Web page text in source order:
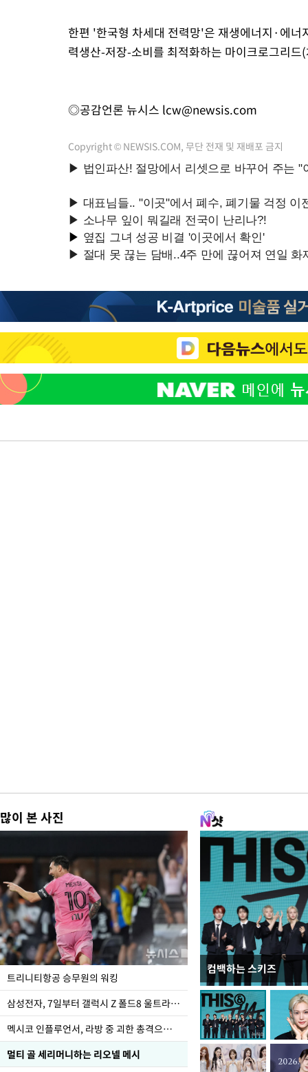
한편 '한국형 차세대 전력망'은 재생에너지·에
력생산-저장-소비를 최적화하는 마이크로그리
◎공감언론 뉴시스 lcw@newsis.com
Copyright © NEWSIS.COM, 무단 전재 및 재배포 금지
많이 본 사진
트리니티항공 승무원의 워킹
삼성전자, 7일부터 갤럭시 Z 폴드8 울트라·폴드8·플립8 출시
멕시코 인플루언서, 라방 중 괴한 총격으로 사망
멀티 골 세리머니하는 리오넬 메시
컴백하는 스키즈
입추 하루 앞둔 전남
폭염